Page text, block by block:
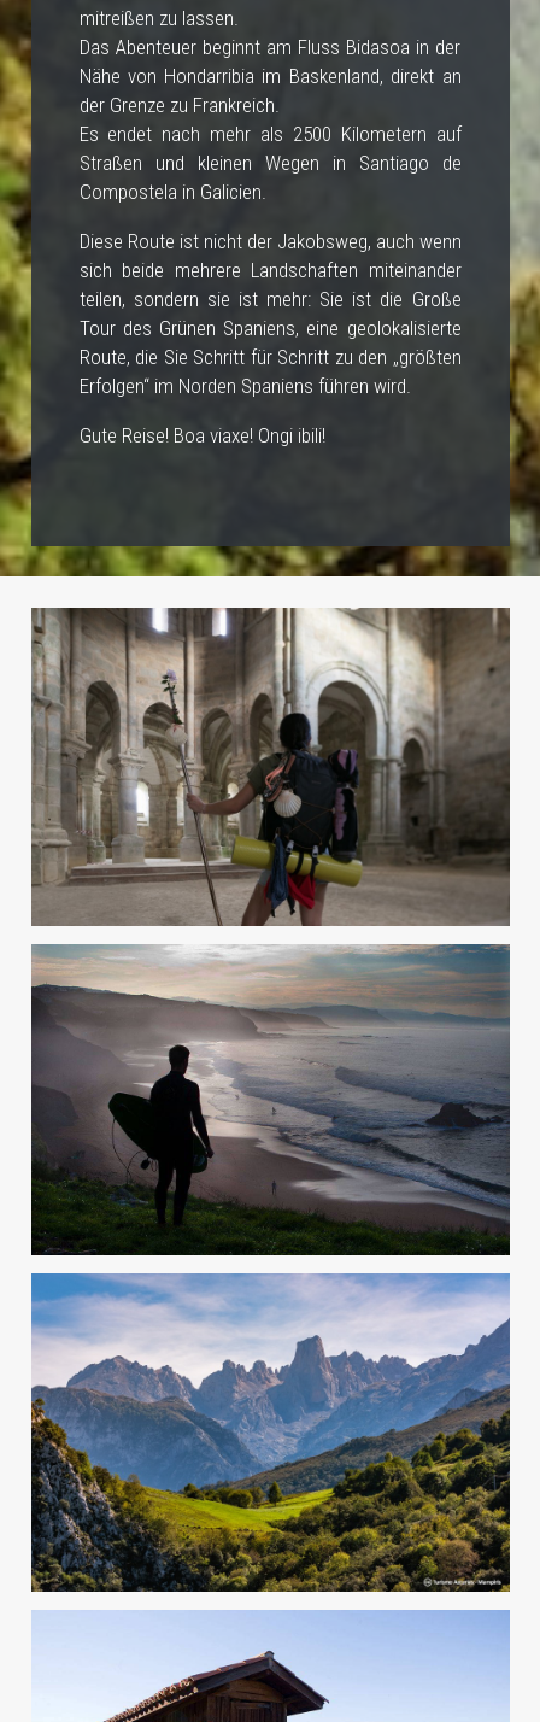
mitreißen zu lassen.
Das Abenteuer beginnt am Fluss Bidasoa in der
Nähe von Hondarribia im Baskenland, direkt an
der Grenze zu Frankreich.
Es endet nach mehr als 2500 Kilometern auf
Straßen und kleinen Wegen in Santiago de
Compostela in Galicien.
Diese Route ist nicht der Jakobsweg, auch wenn
sich beide mehrere Landschaften miteinander
teilen, sondern sie ist mehr: Sie ist die Große
Tour des Grünen Spaniens, eine geolokalisierte
Route, die Sie Schritt für Schritt zu den „größten
Erfolgen“ im Norden Spaniens führen wird.
Gute Reise! Boa viaxe! Ongi ibili!